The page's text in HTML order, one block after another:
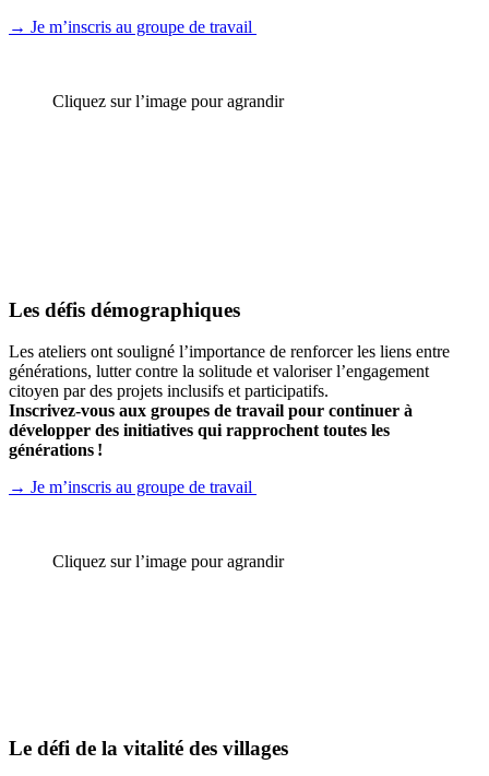
→ Je m’inscris au groupe de travail
Cliquez sur l’image pour agrandir
Les défis démographiques
Les ateliers ont souligné l’importance de renforcer les liens entre
générations, lutter contre la solitude et valoriser l’engagement
citoyen par des projets inclusifs et participatifs.
Inscrivez-vous aux groupes de travail pour continuer à
développer des initiatives qui rapprochent toutes les
générations !
→ Je m’inscris au groupe de travail
Cliquez sur l’image pour agrandir
Le défi de la vitalité des villages